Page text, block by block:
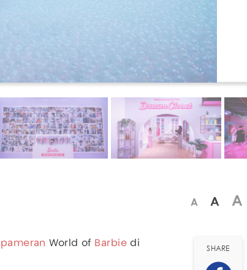
A A A
pameran World of Barbiedi
SHARE